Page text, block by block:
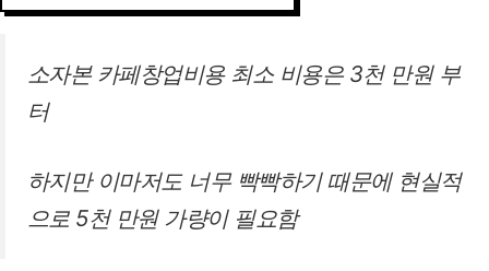
소자본 카페창업비용 최소 비용은 3천 만원 부
터
하지만 이마저도 너무 빡빡하기 때문에 현실적
으로 5천 만원 가량이 필요함